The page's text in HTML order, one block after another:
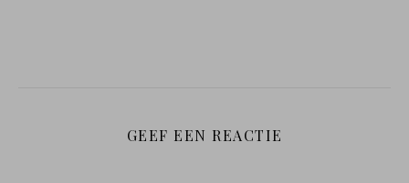
GEEF EEN REACTIE